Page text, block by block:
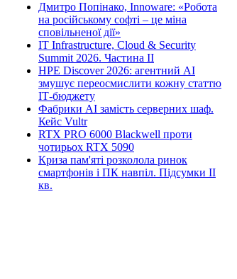
Дмитро Попінако, Innoware: «Робота
на російському софті – це міна
сповільненої дії»
IT Infrastructure, Cloud & Security
Summit 2026. Частина ІІ
HPE Discover 2026: агентний AI
змушує переосмислити кожну статтю
ІТ-бюджету
Фабрики AI замість серверних шаф.
Кейс Vultr
RTX PRO 6000 Blackwell проти
чотирьох RTX 5090
Криза пам'яті розколола ринок
смартфонів і ПК навпіл. Підсумки ІІ
кв.